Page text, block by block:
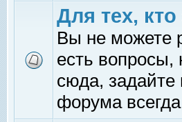
Для тех,
Вы не можете
есть
сюда,
форума